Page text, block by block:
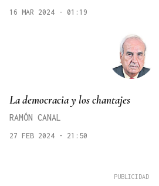
16 MAR 2024 - 01:19
La democracia y los chantajes
RAMÓN CANAL
27 FEB 2024 - 21:50